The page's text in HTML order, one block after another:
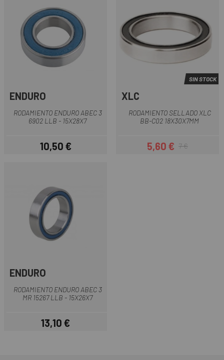
ENDURO
RODAMIENTO ENDURO ABEC 3
6902 LLB - 15X28X7
Precio
10,50 €
SIN STOCK
XLC
RODAMIENTO SELLADO XLC
BB-C02 18X30X7MM
Precio
5,60 €Precio regular
7 €
ENDURO
RODAMIENTO ENDURO ABEC 3
MR 15267 LLB - 15X26X7
Precio
13,10 €